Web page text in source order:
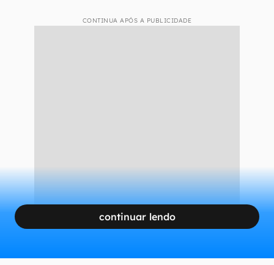
CONTINUA APÓS A PUBLICIDADE
continuar lendo